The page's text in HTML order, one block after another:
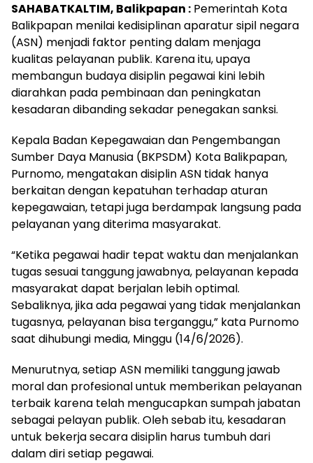
SAHABATKALTIM, Balikpapan : Pemerintah Kota
Balikpapan menilai kedisiplinan aparatur sipil negara
(ASN) menjadi faktor penting dalam menjaga
kualitas pelayanan publik. Karena itu, upaya
membangun budaya disiplin pegawai kini lebih
diarahkan pada pembinaan dan peningkatan
kesadaran dibanding sekadar penegakan sanksi.
Kepala Badan Kepegawaian dan Pengembangan
Sumber Daya Manusia (BKPSDM) Kota Balikpapan,
Purnomo, mengatakan disiplin ASN tidak hanya
berkaitan dengan kepatuhan terhadap aturan
kepegawaian, tetapi juga berdampak langsung pada
pelayanan yang diterima masyarakat.
“Ketika pegawai hadir tepat waktu dan menjalankan
tugas sesuai tanggung jawabnya, pelayanan kepada
masyarakat dapat berjalan lebih optimal.
Sebaliknya, jika ada pegawai yang tidak menjalankan
tugasnya, pelayanan bisa terganggu,” kata Purnomo
saat dihubungi media, Minggu (14/6/2026).
Menurutnya, setiap ASN memiliki tanggung jawab
moral dan profesional untuk memberikan pelayanan
terbaik karena telah mengucapkan sumpah jabatan
sebagai pelayan publik. Oleh sebab itu, kesadaran
untuk bekerja secara disiplin harus tumbuh dari
dalam diri setiap pegawai.